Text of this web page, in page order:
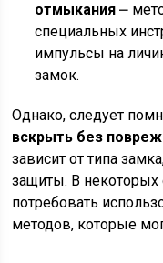
отмыкания ⎼
специальных
импульсы на
замок.
Однако, следует
вскрыть без
зависит от типа
защиты. В некоторых
потребовать
методов, которые